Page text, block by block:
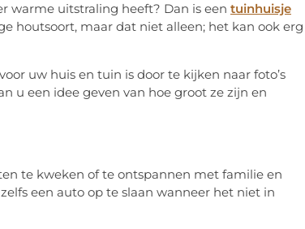
warme uitstraling heeft? Dan is een tuinhuisje
houtsoort, maar dat niet alleen; het kan ook erg
uw huis en tuin is door te kijken naar foto’s
u een idee geven van hoe groot ze zijn en
te kweken of te ontspannen met familie en
een auto op te slaan wanneer het niet in